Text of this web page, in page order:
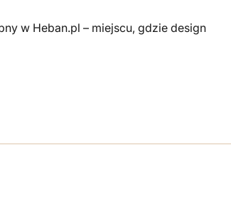
w Heban.pl – miejscu, gdzie design